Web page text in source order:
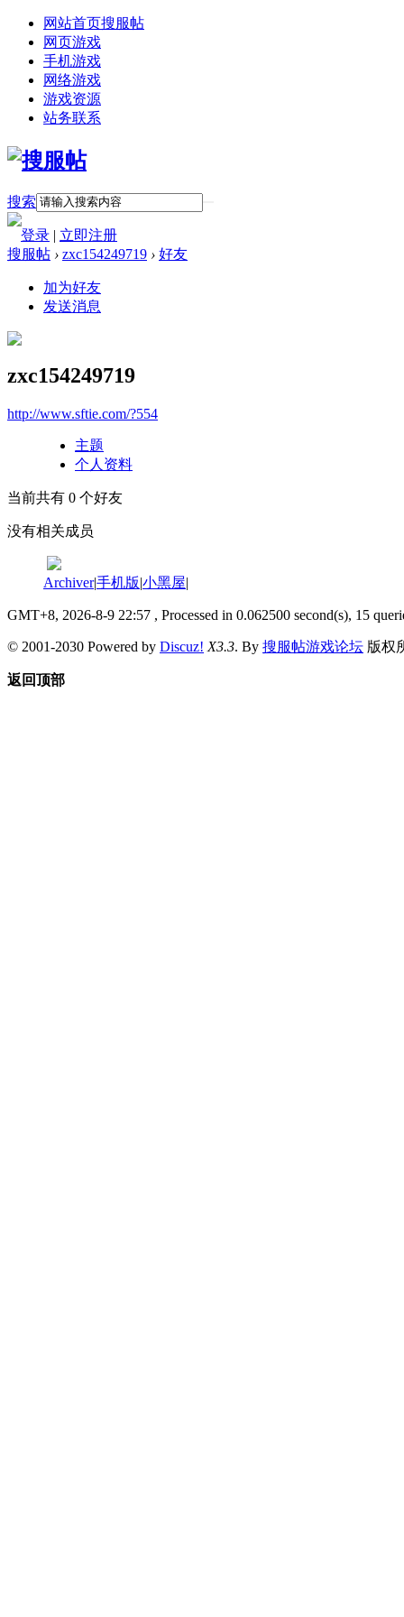
网站首页搜服帖
网页游戏
手机游戏
网络游戏
游戏资源
站务联系
搜索
登录 | 立即注册
搜服帖 › zxc154249719 › 好友
加为好友
发送消息
zxc154249719
http://www.sftie.com/?554
主题
个人资料
当前共有 0 个好友
没有相关成员
Archiver|手机版|小黑屋|
GMT+8, 2026-8-9 22:57 , Processed in 0.062500 second(s), 15
© 2001-2030 Powered by Discuz! X3.3. By 搜服帖游戏论坛 版权
返回顶部